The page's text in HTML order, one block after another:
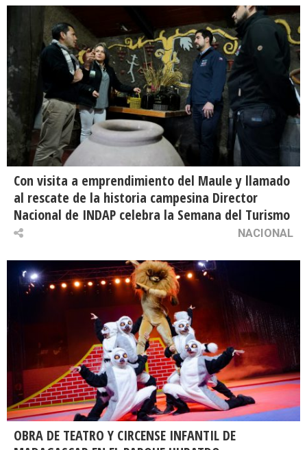
Con visita a emprendimiento del Maule y llamado
al rescate de la historia campesina Director
Nacional de INDAP celebra la Semana del Turismo
NACIONAL
OBRA DE TEATRO Y CIRCENSE INFANTIL DE